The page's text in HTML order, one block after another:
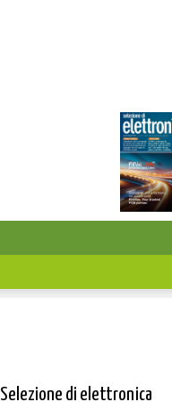
Selezione di elettronica